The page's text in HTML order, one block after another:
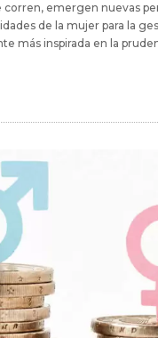
corren, emergen nuevas
de la mujer para la
más inspirada en la